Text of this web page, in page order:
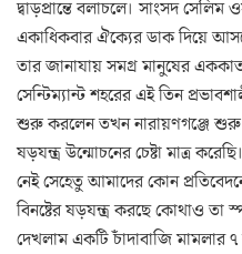
দ্বাড়প্রান্তে বলাচলে। সাংসদ
একাধিকবার ঐক্যের ডাক দিয়ে
তার জানাযায় সমগ্র মানুষের
সেন্টিম্যান্ট শহরের এই তিন
শুরু করলেন তখন নারায়ণগঞ্জে
ষড়যন্ত্র উন্মোচনের চেষ্টা মাত্র
নেই সেহেতু আমাদের কোন
বিনষ্টের ষড়যন্ত্র করছে কোথাও তা
দেখলাম একটি চাঁদাবাজি মামলার